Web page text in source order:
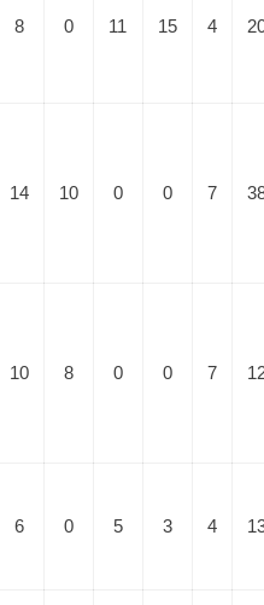
8 0 11 15 4
14 10 0 0 7
10 8 0 0 7
6 0 5 3 4